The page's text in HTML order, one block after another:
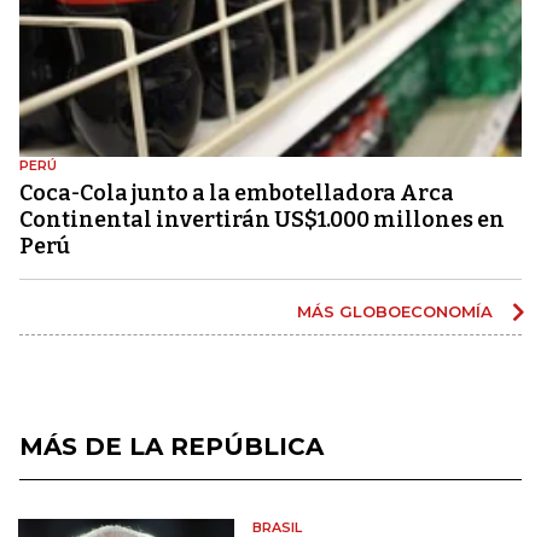
PERÚ
Coca-Cola junto a la embotelladora Arca
Continental invertirán US$1.000 millones en
Perú
MÁS GLOBOECONOMÍA
MÁS DE LA REPÚBLICA
BRASIL